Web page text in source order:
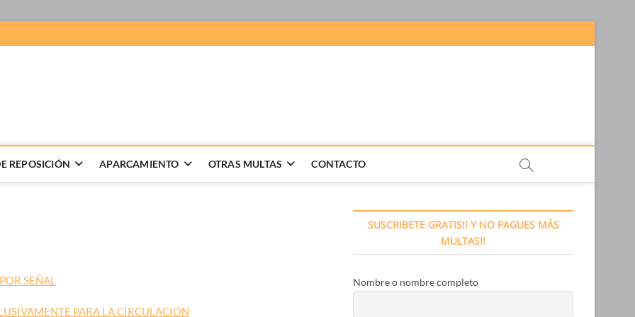
REPOSICIÓN APARCAMIENTO OTRAS MULTAS CONTACTO
SEÑAL
PARA LA CIRCULACION
SUSCRIBETE GRATIS!! Y NO PAGUES MÁS
MULTAS!!
Nombre o nombre completo